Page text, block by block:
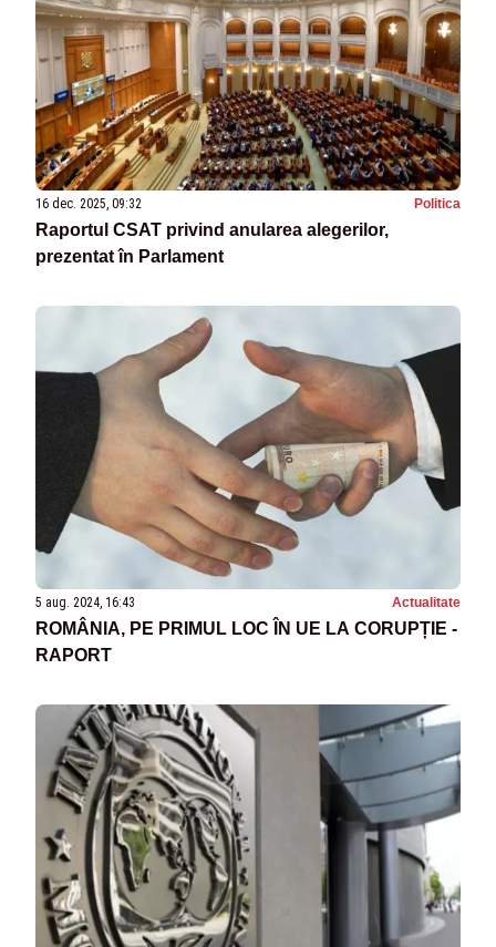
16 dec. 2025, 09:32 Politica
Raportul CSAT privind anularea alegerilor,
prezentat în Parlament
5 aug. 2024, 16:43 Actualitate
ROMÂNIA, PE PRIMUL LOC ÎN UE LA CORUPȚIE -
RAPORT